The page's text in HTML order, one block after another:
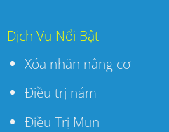
Dịch Vụ Nổi Bật
Xóa nhăn nâng cơ
Điều trị nám
Điều Trị Mụn